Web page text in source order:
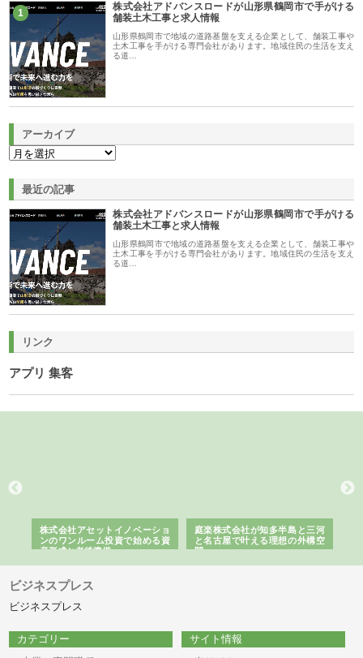
1
株式会社アドバンスロードが山形県鶴岡市で手がける
舗装土木工事と求人情報
山形県鶴岡市で地域の道路基盤を支える企業として、舗装工事や
土木工事を手がける専門会社があります。地域住民の生活を支え
る道…
アーカイブ
最近の記事
株式会社アドバンスロードが山形県鶴岡市で手がける
舗装土木工事と求人情報
山形県鶴岡市で地域の道路基盤を支える企業として、舗装工事や
土木工事を手がける専門会社があります。地域住民の生活を支え
る道…
リンク
アプリ 集客
株式会社アセットイノベーショ
ンのワンルーム投資で始める資
産形成と老後準備
庭楽株式会社が知多半島と三河
と名古屋で叶える理想の外構空
間
ビジネスプレス
ビジネスプレス
カテゴリー
サイト情報